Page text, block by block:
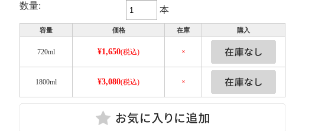
数量:
本
容量 価格 在庫 購入
720ml ¥1,650(税込) ×
1800ml ¥3,080(税込) ×